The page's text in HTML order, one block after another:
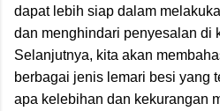
dapat lebih siap dalam
dan menghindari penyesalan di
Selanjutnya, kita akan
berbagai jenis lemari besi yang
apa kelebihan dan kekurangan